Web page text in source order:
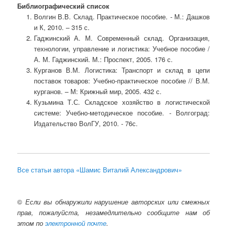
Библиографический список
Волгин В.В. Склад. Практическое пособие. - М.: Дашков
и К, 2010. – 315 с.
Гаджинский А. М. Современный склад. Организация,
технологии, управление и логистика: Учебное пособие /
А. М. Гаджинский. М.: Проспект, 2005. 176 с.
Курганов В.М. Логистика: Транспорт и склад в цепи
поставок товаров: Учебно-практическое пособие // В.М.
курганов. – М: Крижный мир, 2005. 432 с.
Кузьмина Т.С. Складское хозяйство в логистической
системе: Учебно-методическое пособие. - Волгоград:
Издательство ВолГУ, 2010. - 76с.
Все статьи автора «Шамис Виталий Александрович»
© Если вы обнаружили нарушение авторских или смежных
прав, пожалуйста, незамедлительно сообщите нам об
этом поэлектронной почте.